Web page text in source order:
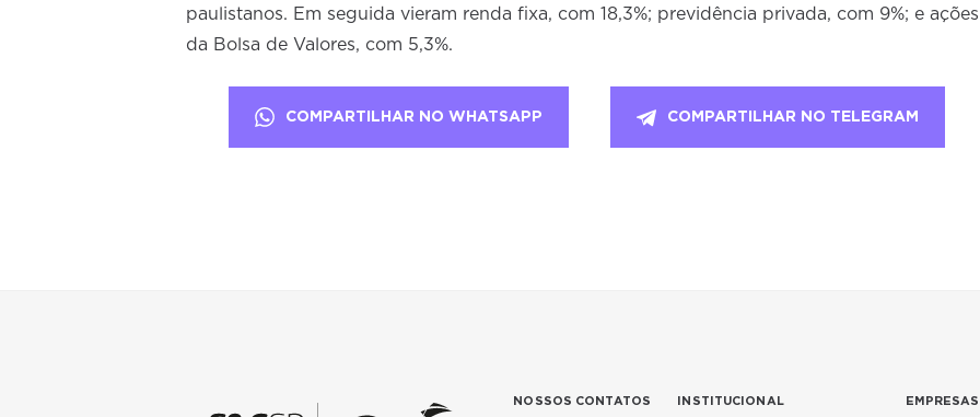
paulistanos. Em seguida vieram renda fixa, com 18,3%; previdência privada, com 9%; e ações
da Bolsa de Valores, com 5,3%.
COMPARTILHAR NO WHATSAPP COMPARTILHAR NO TELEGRAM
NOSSOS CONTATOS INSTITUCIONAL EMPRESAS